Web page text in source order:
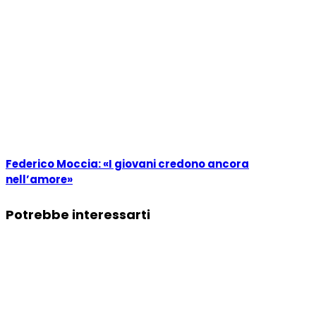
Federico Moccia: «I giovani credono ancora
nell’amore»
Potrebbe interessarti